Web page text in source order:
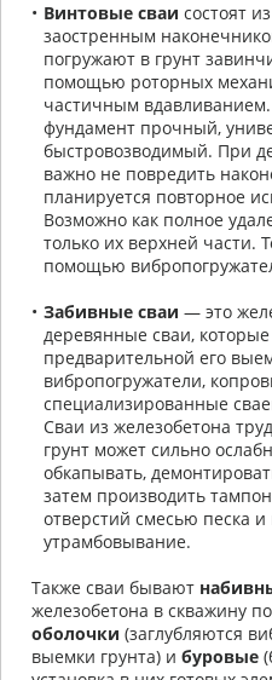
Винтовые сваи состоят
заостренным
погружают в грунт
помощью роторных
частичным
фундамент прочный,
быстровозводимый. При
важно не повредить
планируется повторное
Возможно как полное
только их верхней части.
помощью
Забивные сваи — это
деревянные сваи, которые
предварительной его
вибропогружатели,
специализированные
Сваи из железобетона
грунт может сильно
обкапывать,
затем производить
отверстий смесью песка
утрамбовывание.
Также сваи бывают
железобетона в скважину
оболочки (заглубляются
выемки грунта) и буровые